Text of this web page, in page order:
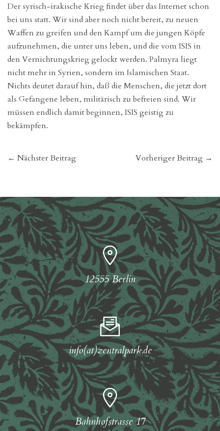
Der syrisch-irakische Krieg findet über das Internet schon
bei uns statt. Wir sind aber noch nicht bereit, zu neuen
Waffen zu greifen und den Kampf um die jungen Köpfe
aufzunehmen, die unter uns leben, und die vom ISIS in
den Vernichtungskrieg gelockt werden. Palmyra liegt
nicht mehr in Syrien, sondern im Islamischen Staat.
Nichts deutet darauf hin, daß die Menschen, die jetzt dort
als Gefangene leben, militärisch zu befreien sind. Wir
müssen endlich damit beginnen, ISIS geistig zu
bekämpfen.
← Nächster Beitrag Vorheriger Beitrag →
12555 Berlin
info(at)zentralpark.de
Bahnhofstrasse 17